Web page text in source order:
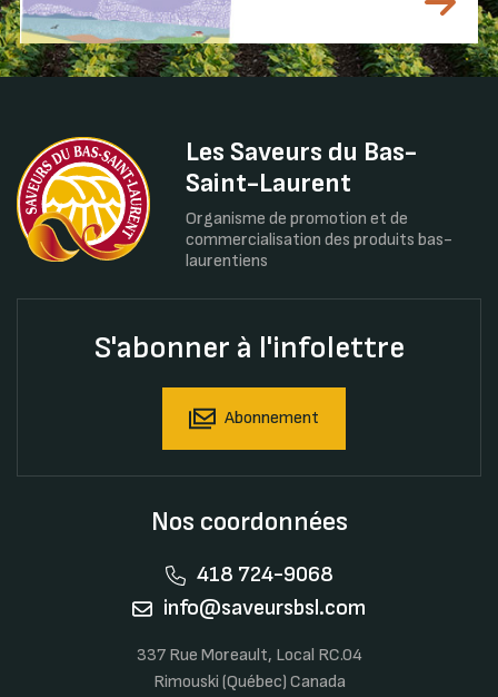
Les Saveurs du Bas-
Saint-Laurent
Organisme de promotion et de
commercialisation des produits bas-
laurentiens
S'abonner à l'infolettre
Abonnement
Nos coordonnées
418 724-9068
info@saveursbsl.com
337 Rue Moreault, Local RC.04
Rimouski (Québec) Canada